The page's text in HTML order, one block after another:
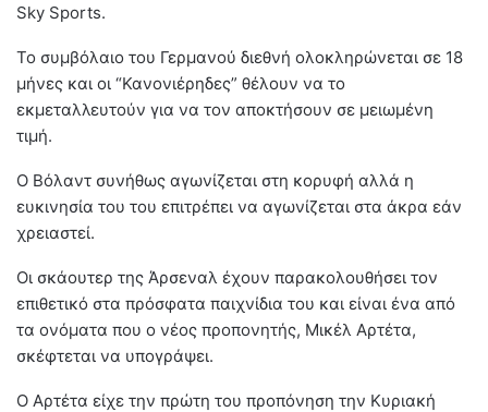
Sky Sports.
Το συμβόλαιο του Γερμανού διεθνή ολοκληρώνεται σε 18
μήνες και οι “Κανονιέρηδες” θέλουν να το
εκμεταλλευτούν για να τον αποκτήσουν σε μειωμένη
τιμή.
Ο Βόλαντ συνήθως αγωνίζεται στη κορυφή αλλά η
ευκινησία του του επιτρέπει να αγωνίζεται στα άκρα εάν
χρειαστεί.
Οι σκάουτερ της Άρσεναλ έχουν παρακολουθήσει τον
επιθετικό στα πρόσφατα παιχνίδια του και είναι ένα από
τα ονόματα που ο νέος προπονητής, Μικέλ Αρτέτα,
σκέφτεται να υπογράψει.
Ο Αρτέτα είχε την πρώτη του προπόνηση την Κυριακή